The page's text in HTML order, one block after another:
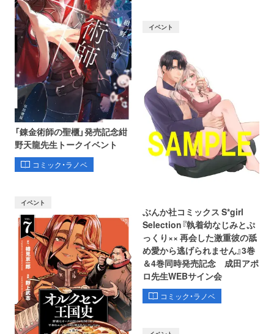
「錬金術師の聖櫃」発売記念紺
野天龍先生トークイベント
コミック・ラノベ
イベント
ぶんか社コミックス S*girl
Selection『執着幼なじみとぷ
っくり×× 再会した激重彼の舐
め愛から逃げられません』3巻
＆4巻同時発売記念 成田アポ
ロ先生WEBサイン会
コミック・ラノベ
イベント